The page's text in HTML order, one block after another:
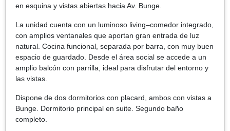
en esquina y vistas abiertas hacia Av. Bunge.
La unidad cuenta con un luminoso living–comedor integrado,
con amplios ventanales que aportan gran entrada de luz
natural. Cocina funcional, separada por barra, con muy buen
espacio de guardado. Desde el área social se accede a un
amplio balcón con parrilla, ideal para disfrutar del entorno y
las vistas.
Dispone de dos dormitorios con placard, ambos con vistas a
Bunge. Dormitorio principal en suite. Segundo baño
completo.